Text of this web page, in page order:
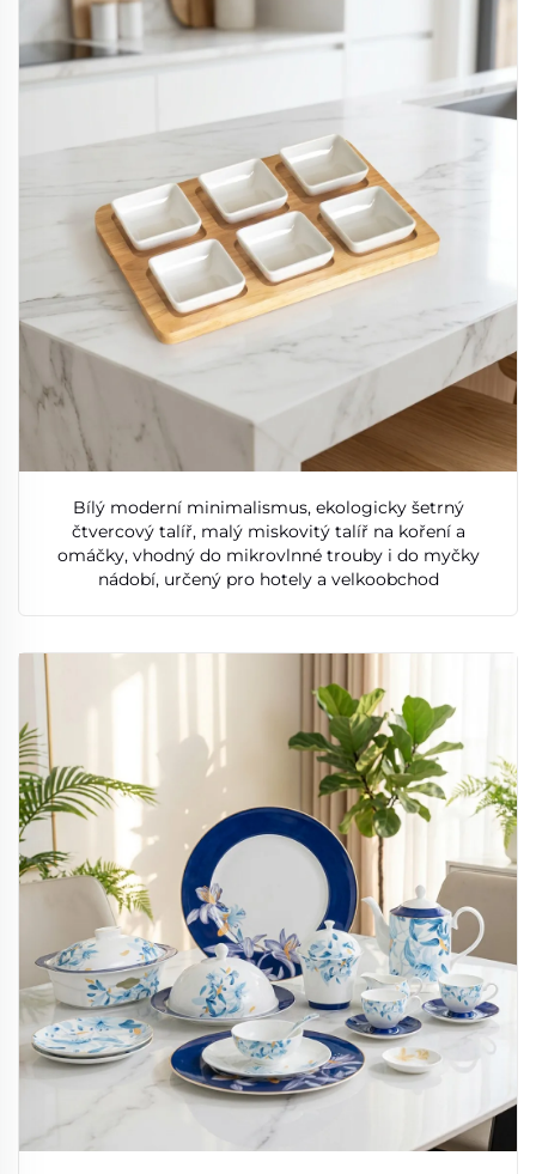
Bílý moderní minimalismus, ekologicky šetrný
čtvercový talíř, malý miskovitý talíř na koření a
omáčky, vhodný do mikrovlnné trouby i do myčky
nádobí, určený pro hotely a velkoobchod